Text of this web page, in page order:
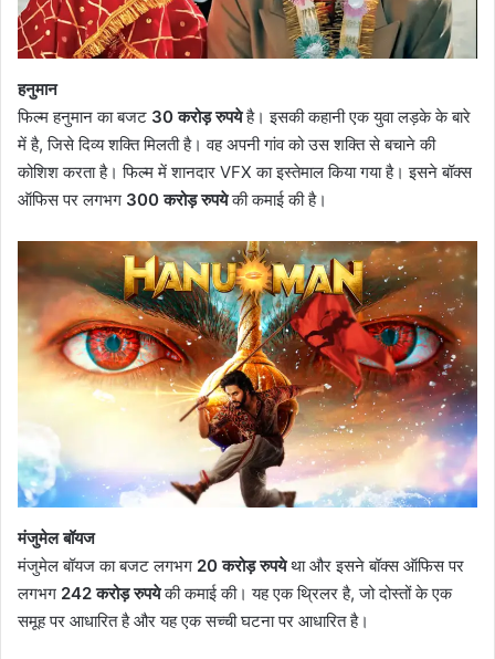
हनुमान
फिल्म हनुमान का बजट 30 करोड़ रुपयेहै। इसकी कहानी एक युवा लड़के के बारे
में है, जिसे दिव्य शक्ति मिलती है। वह अपनी गांव को उस शक्ति से बचाने की
कोशिश करता है। फिल्म में शानदार VFX का इस्तेमाल किया गया है। इसने बॉक्स
ऑफिस पर लगभग 300 करोड़ रुपयेकी कमाई की है।
मंजुमेल बॉयज
मंजुमेल बॉयज का बजट लगभग 20 करोड़ रुपयेथा और इसने बॉक्स ऑफिस पर
लगभग 242 करोड़ रुपयेकी कमाई की। यह एक थ्रिलर है, जो दोस्तों के एक
समूह पर आधारित है और यह एक सच्ची घटना पर आधारित है।